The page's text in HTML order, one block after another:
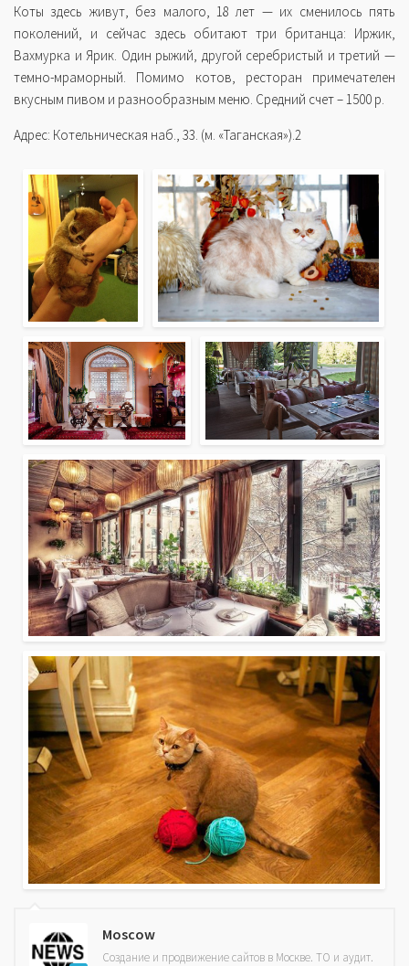
Коты здесь живут, без малого, 18 лет — их сменилось пять
поколений, и сейчас здесь обитают три британца: Иржик,
Вахмурка и Ярик. Один рыжий, другой серебристый и третий —
темно-мраморный. Помимо котов, ресторан примечателен
вкусным пивом и разнообразным меню. Средний счет – 1500 р.
Адрес: Котельническая наб., 33. (м. «Таганская»).2
Moscow
Создание и продвижение сайтов в Москве. ТО и аудит.